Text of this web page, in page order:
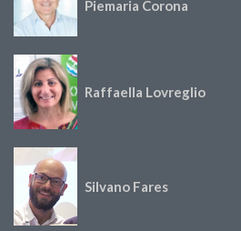
Piemaria Corona
Raffaella Lovreglio
Silvano Fares